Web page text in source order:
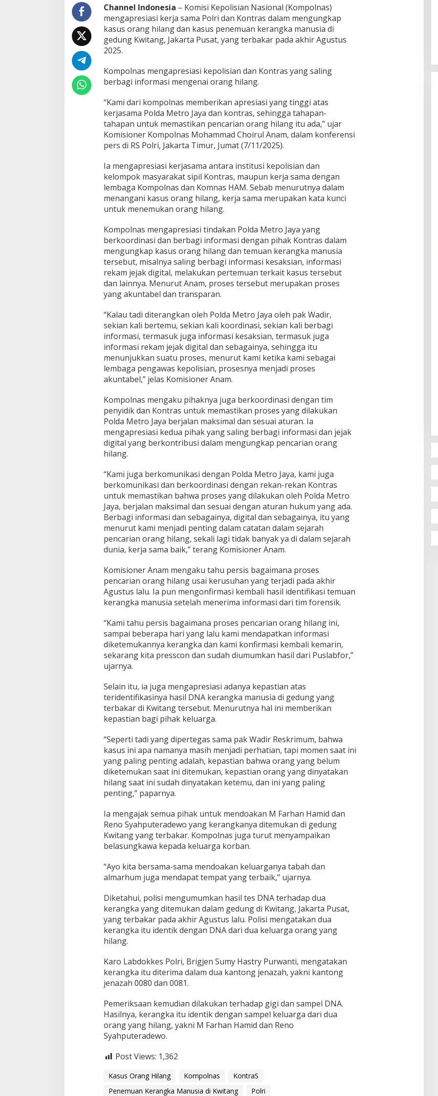
n
g
k
a
p
s
u
s
r
a
n
g
H
i
a
n
g
d
a
n
e
n
e
m
u
a
n
K
e
a
n
g
k
a
M
a
n
u
i
a
d
i
K
w
a
n
g
Channel Indonesia – Komisi Kepolisian Nasional (Kompolnas)
mengapresiasi kerja sama Polri dan Kontras dalam mengungkap
kasus orang hilang dan kasus penemuan kerangka manusia di
gedung Kwitang, Jakarta Pusat, yang terbakar pada akhir Agustus
2025.
Kompolnas mengapresiasi kepolisian dan Kontras yang saling
berbagi informasi mengenai orang hilang.
“Kami dari kompolnas memberikan apresiasi yang tinggi atas
kerjasama Polda Metro Jaya dan kontras, sehingga tahapan-
tahapan untuk memastikan pencarian orang hilang itu ada,” ujar
Komisioner Kompolnas Mohammad Choirul Anam, dalam konferensi
pers di RS Polri, Jakarta Timur, Jumat (7/11/2025).
Ia mengapresiasi kerjasama antara institusi kepolisian dan
kelompok masyarakat sipil Kontras, maupun kerja sama dengan
lembaga Kompolnas dan Komnas HAM. Sebab menurutnya dalam
menangani kasus orang hilang, kerja sama merupakan kata kunci
untuk menemukan orang hilang.
Kompolnas mengapresiasi tindakan Polda Metro Jaya yang
berkoordinasi dan berbagi informasi dengan pihak Kontras dalam
mengungkap kasus orang hilang dan temuan kerangka manusia
tersebut, misalnya saling berbagi informasi kesaksian, informasi
rekam jejak digital, melakukan pertemuan terkait kasus tersebut
dan lainnya. Menurut Anam, proses tersebut merupakan proses
yang akuntabel dan transparan.
“Kalau tadi diterangkan oleh Polda Metro Jaya oleh pak Wadir,
sekian kali bertemu, sekian kali koordinasi, sekian kali berbagi
informasi, termasuk juga informasi kesaksian, termasuk juga
informasi rekam jejak digital dan sebagainya, sehingga itu
menunjukkan suatu proses, menurut kami ketika kami sebagai
lembaga pengawas kepolisian, prosesnya menjadi proses
akuntabel,” jelas Komisioner Anam.
Kompolnas mengaku pihaknya juga berkoordinasi dengan tim
penyidik dan Kontras untuk memastikan proses yang dilakukan
Polda Metro Jaya berjalan maksimal dan sesuai aturan. Ia
mengapresiasi kedua pihak yang saling berbagi informasi dan jejak
digital yang berkontribusi dalam mengungkap pencarian orang
hilang.
“Kami juga berkomunikasi dengan Polda Metro Jaya, kami juga
berkomunikasi dan berkoordinasi dengan rekan-rekan Kontras
untuk memastikan bahwa proses yang dilakukan oleh Polda Metro
Jaya, berjalan maksimal dan sesuai dengan aturan hukum yang ada.
Berbagi informasi dan sebagainya, digital dan sebagainya, itu yang
menurut kami menjadi penting dalam catatan dalam sejarah
pencarian orang hilang, sekali lagi tidak banyak ya di dalam sejarah
dunia, kerja sama baik,” terang Komisioner Anam.
Komisioner Anam mengaku tahu persis bagaimana proses
pencarian orang hilang usai kerusuhan yang terjadi pada akhir
Agustus lalu. Ia pun mengonfirmasi kembali hasil identifikasi temuan
kerangka manusia setelah menerima informasi dari tim forensik.
“Kami tahu persis bagaimana proses pencarian orang hilang ini,
sampai beberapa hari yang lalu kami mendapatkan informasi
diketemukannya kerangka dan kami konfirmasi kembali kemarin,
sekarang kita presscon dan sudah diumumkan hasil dari Puslabfor,”
ujarnya.
Selain itu, ia juga mengapresiasi adanya kepastian atas
teridentifikasinya hasil DNA kerangka manusia di gedung yang
terbakar di Kwitang tersebut. Menurutnya hal ini memberikan
kepastian bagi pihak keluarga.
“Seperti tadi yang dipertegas sama pak Wadir Reskrimum, bahwa
kasus ini apa namanya masih menjadi perhatian, tapi momen saat ini
yang paling penting adalah, kepastian bahwa orang yang belum
diketemukan saat ini ditemukan, kepastian orang yang dinyatakan
hilang saat ini sudah dinyatakan ketemu, dan ini yang paling
penting,” paparnya.
Ia mengajak semua pihak untuk mendoakan M Farhan Hamid dan
Reno Syahputeradewo yang kerangkanya ditemukan di gedung
Kwitang yang terbakar. Kompolnas juga turut menyampaikan
belasungkawa kepada keluarga korban.
“Ayo kita bersama-sama mendoakan keluarganya tabah dan
almarhum juga mendapat tempat yang terbaik,” ujarnya.
Diketahui, polisi mengumumkan hasil tes DNA terhadap dua
kerangka yang ditemukan dalam gedung di Kwitang, Jakarta Pusat,
yang terbakar pada akhir Agustus lalu. Polisi mengatakan dua
kerangka itu identik dengan DNA dari dua keluarga orang yang
hilang.
Karo Labdokkes Polri, Brigjen Sumy Hastry Purwanti, mengatakan
kerangka itu diterima dalam dua kantong jenazah, yakni kantong
jenazah 0080 dan 0081.
Pemeriksaan kemudian dilakukan terhadap gigi dan sampel DNA.
Hasilnya, kerangka itu identik dengan sampel keluarga dari dua
orang yang hilang, yakni M Farhan Hamid dan Reno
Syahputeradewo.
Post Views: 1,362
Kasus Orang Hilang Kompolnas
KontraS
Penemuan Kerangka Manusia di Kwitang
Polri